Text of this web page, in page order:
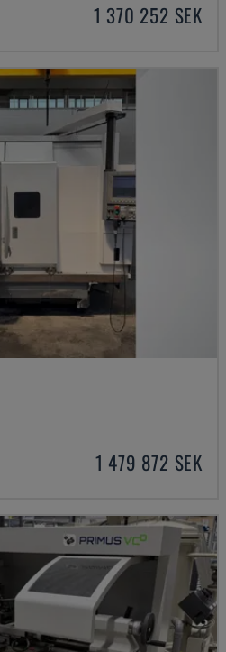
1 370 252 SEK
1 479 872 SEK